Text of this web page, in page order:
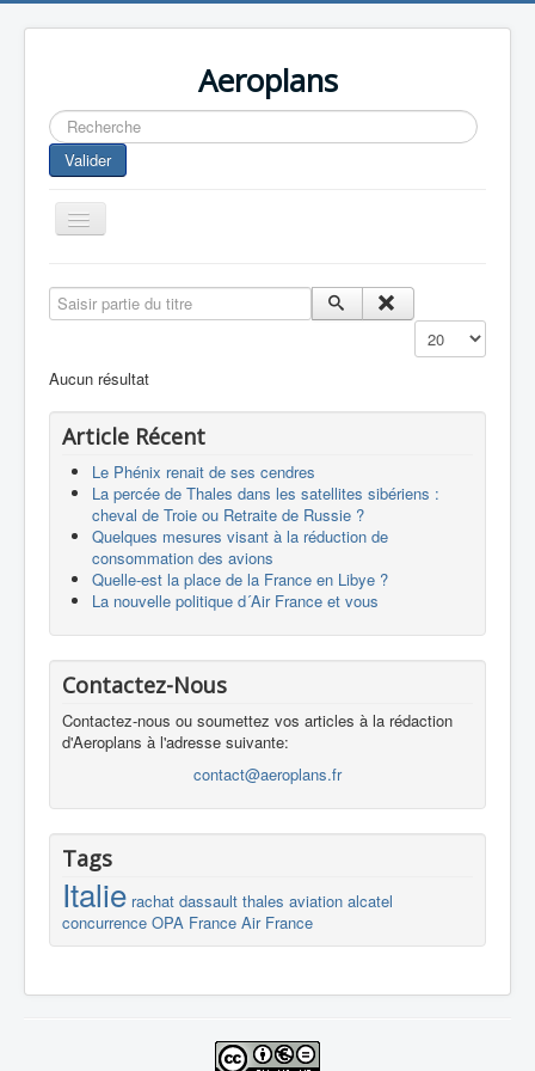
Aeroplans
Rechercher
Valider
Toggle
Navigation
Aviation Commerciale
Europespace
Drones
Saisir partie du titre
Affichage #
Aucun résultat
Article Récent
Le Phénix renait de ses cendres
La percée de Thales dans les satellites sibériens :
cheval de Troie ou Retraite de Russie ?
Quelques mesures visant à la réduction de
consommation des avions
Quelle-est la place de la France en Libye ?
La nouvelle politique d´Air France et vous
Contactez-Nous
Contactez-nous ou soumettez vos articles à la rédaction
d'Aeroplans à l'adresse suivante:
contact@aeroplans.fr
Tags
Italie rachat dassault thales aviation alcatel
concurrence OPA France Air France